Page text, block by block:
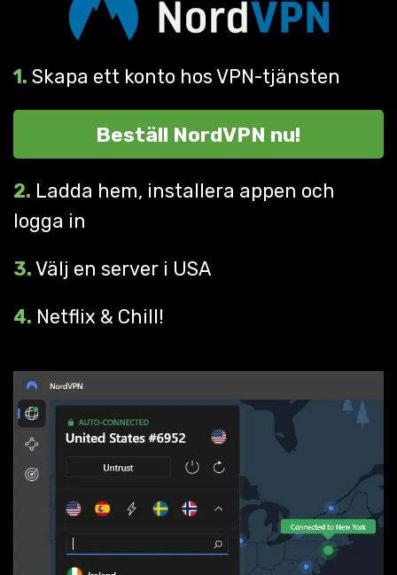
1. Skapa ett konto hos VPN-tjänsten
Beställ NordVPN nu!
2. Ladda hem, installera appen och
logga in
3. Välj en server i USA
4. Netflix & Chill!